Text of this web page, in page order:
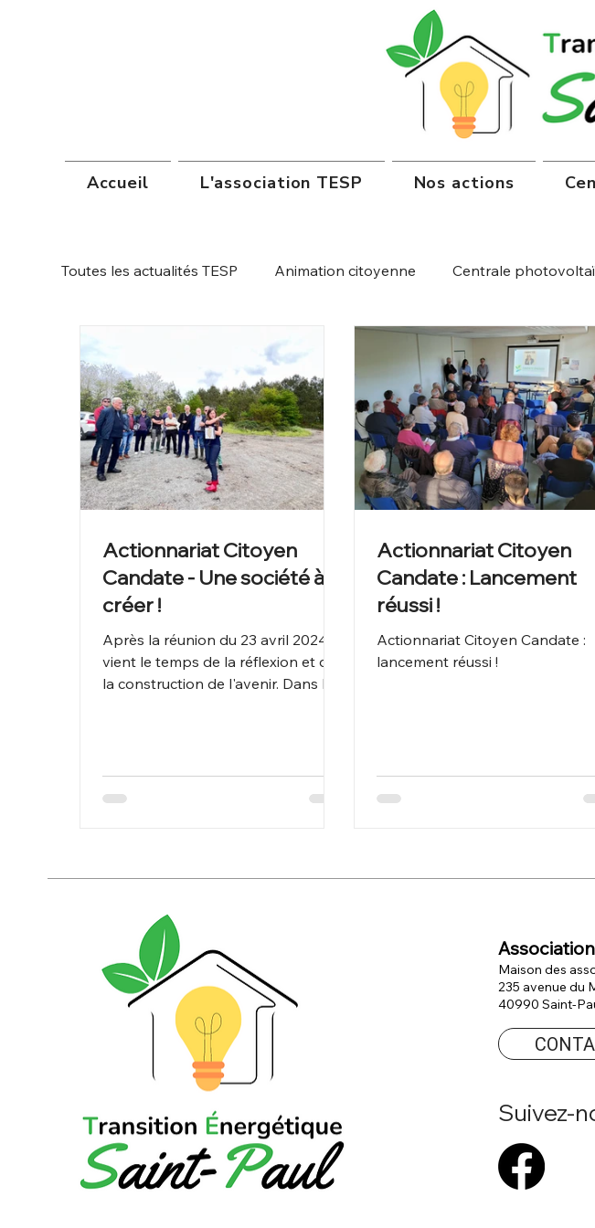
Accueil L'association TESP Nos actions
Toutes les actualités TESP Animation citoyenne Centrale
Centrale Candate
Actionnariat Citoyen
Candate - Une société à
créer !
Après la réunion du 23 avril 2024,
vient le temps de la réflexion et de
la construction de l'avenir. Dans le
Actionnariat Citoyen
Candate : Lancement
réussi !
Actionnariat Citoyen Candate :
lancement réussi !
Maison des
235 avenue du
40990 Saint-
Suivez-